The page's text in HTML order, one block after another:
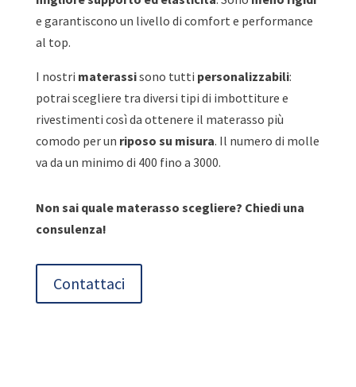
e garantiscono un livello di comfort e performance
al top.
I nostri materassisono tutti personalizzabili:
potrai scegliere tra diversi tipi di imbottiture e
rivestimenti così da ottenere il materasso più
comodo per un riposo su misura. Il numero di molle
va da un minimo di 400 fino a 3000.
Non sai quale materasso scegliere? Chiedi una
consulenza!
Contattaci